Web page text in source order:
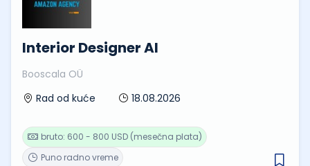
Interior Designer AI
Booscala OÜ
Rad od kuće
18.08.2026
Puno radno vreme
bruto: 600 - 800 USD (mesečna plata)